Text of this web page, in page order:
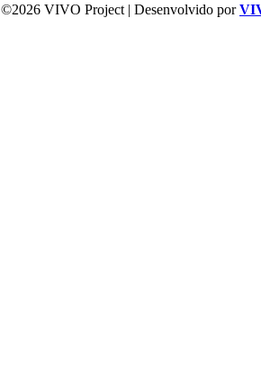
©2026 VIVO Project | Desenvolvido por